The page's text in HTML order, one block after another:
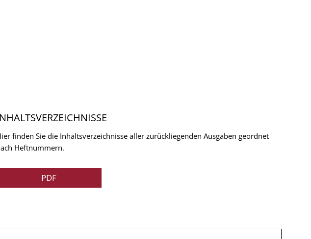
finden Sie die Inhaltsverzeichnisse aller zurückliegenden Ausgaben geordnet
Heftnummern.
PDF